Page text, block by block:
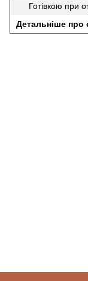
Готівкою при
Детальніше про